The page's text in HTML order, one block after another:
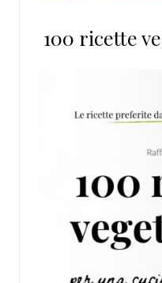
100 ricette